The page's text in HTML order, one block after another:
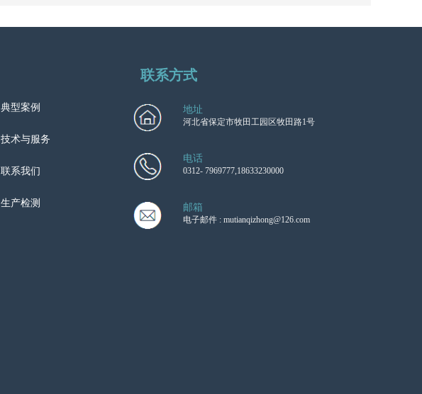
典型案例
技术与服务
联系我们
生产检测
联系方式
地址
河北省保定市牧田工园区牧田路1号
电话
0312- 7969777,18633230000
邮箱
电子邮件 : mutianqizhong@126.com